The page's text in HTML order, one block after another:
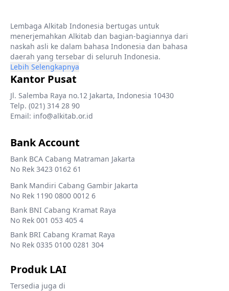
Lembaga Alkitab Indonesia bertugas untuk
menerjemahkan Alkitab dan bagian-bagiannya dari
naskah asli ke dalam bahasa Indonesia dan bahasa
daerah yang tersebar di seluruh Indonesia.
Lebih Selengkapnya
Kantor Pusat
Jl. Salemba Raya no.12 Jakarta, Indonesia 10430
Telp. (021) 314 28 90
Email: info@alkitab.or.id
Bank Account
Bank BCA Cabang Matraman Jakarta
No Rek 3423 0162 61
Bank Mandiri Cabang Gambir Jakarta
No Rek 1190 0800 0012 6
Bank BNI Cabang Kramat Raya
No Rek 001 053 405 4
Bank BRI Cabang Kramat Raya
No Rek 0335 0100 0281 304
Produk LAI
Tersedia juga di